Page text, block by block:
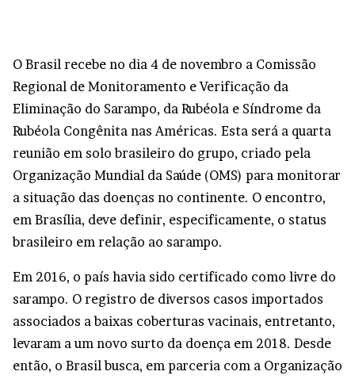
O Brasil recebe no dia 4 de novembro a Comissão
Regional de Monitoramento e Verificação da
Eliminação do Sarampo, da Rubéola e Síndrome da
Rubéola Congênita nas Américas. Esta será a quarta
reunião em solo brasileiro do grupo, criado pela
Organização Mundial da Saúde (OMS) para monitorar
a situação das doenças no continente. O encontro,
em Brasília, deve definir, especificamente, o status
brasileiro em relação ao sarampo.
Em 2016, o país havia sido certificado como livre do
sarampo. O registro de diversos casos importados
associados a baixas coberturas vacinais, entretanto,
levaram a um novo surto da doença em 2018. Desde
então, o Brasil busca, em parceria com a Organização